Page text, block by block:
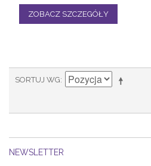
ZOBACZ SZCZEGÓŁY
SORTUJ WG
NEWSLETTER